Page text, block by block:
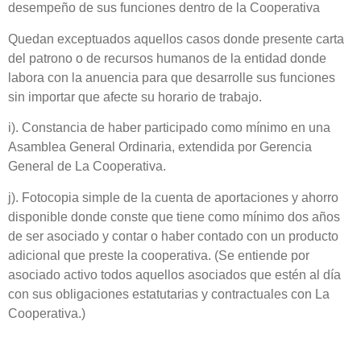
desempeño de sus funciones dentro de la Cooperativa
Quedan exceptuados aquellos casos donde presente carta
del patrono o de recursos humanos de la entidad donde
labora con la anuencia para que desarrolle sus funciones
sin importar que afecte su horario de trabajo.
i). Constancia de haber participado como mínimo en una
Asamblea General Ordinaria, extendida por Gerencia
General de La Cooperativa.
j). Fotocopia simple de la cuenta de aportaciones y ahorro
disponible donde conste que tiene como mínimo dos años
de ser asociado y contar o haber contado con un producto
adicional que preste la cooperativa. (Se entiende por
asociado activo todos aquellos asociados que estén al día
con sus obligaciones estatutarias y contractuales con La
Cooperativa.)